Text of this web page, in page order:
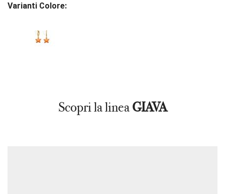
Varianti Colore:
Scopri la lineaGIAVA